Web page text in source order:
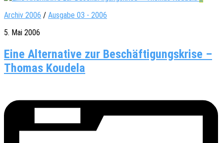
Archiv 2006 / Ausgabe 03 - 2006
5. Mai 2006
Eine Alternative zur Beschäftigungskrise –
Thomas Koudela